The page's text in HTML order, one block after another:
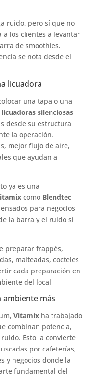
ruido, pero sí que no
a los clientes a levantar
de smoothies,
se nota desde el
licuadora
una tapa o una
licuadoras silenciosas
desde su estructura
la operación.
mejor flujo de aire,
que ayudan a
ya es una
como Blendtec
para negocios
la barra y el ruido sí
preparar frappés,
malteadas, cocteles
cada preparación en
del local.
ambiente más
Vitamixha trabajado
combinan potencia,
Esto la convierte
por cafeterías,
y negocios donde la
fundamental del